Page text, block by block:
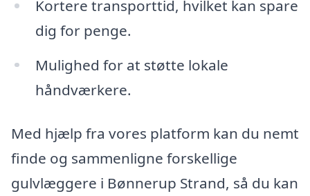
Kortere transporttid, hvilket kan spare
dig for penge.
Mulighed for at støtte lokale
håndværkere.
Med hjælp fra vores platform kan du nemt
finde og sammenligne forskellige
gulvlæggere i Bønnerup Strand, så du kan